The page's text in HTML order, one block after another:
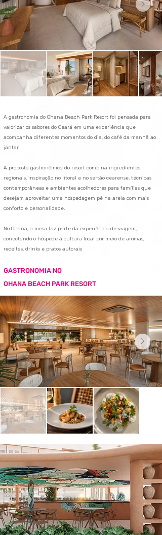
A gastronomia do Ohana Beach Park Resort foi pensada para
valorizar os sabores do Ceará em uma experiência que
acompanha diferentes momentos do dia, do café da manhã ao
jantar.
A proposta gastronômica do resort combina ingredientes
regionais, inspiração no litoral e no sertão cearense, técnicas
contemporâneas e ambientes acolhedores para famílias que
desejam aproveitar uma hospedagem pé na areia com mais
conforto e personalidade.
No Ohana, a mesa faz parte da experiência de viagem,
conectando o hóspede à cultura local por meio de aromas,
receitas, drinks e pratos autorais
GASTRONOMIA NO
OHANA BEACH PARK RESORT